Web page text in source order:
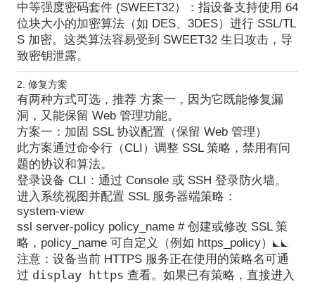
中等强度密码套件 (SWEET32）
：指设备支持使用 64
位块大小的加密算法（如 DES、3DES）进行 SSL/TL
S 加密。这类算法容易受到 SWEET32 生日攻击，导
致密钥泄露。
2. 修复方案
有两种方式可选，推荐 方案一 ，因为它既能修复漏
洞，又能保留 Web 管理功能。
方案一：加固 SSL 协议配置（保留 Web 管理）
此方案通过命令行（CLI）调整 SSL 策略，禁用有问
题的协议和算法。
登录设备 CLI ：通过 Console 或 SSH 登录防火墙。
进入系统视图并配置 SSL 服务器端策略 ：
system-view
ssl server-policy policy_name # 创建或修改 SSL 策
略，policy_name 可自定义（例如 https_policy）
注意：设备当前 HTTPS 服务正在使用的策略名可通
过 display https 查看。如果已有策略，直接进入